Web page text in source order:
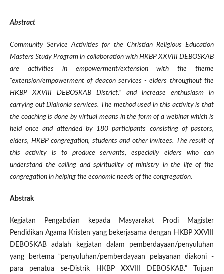
Abstract
Community Service Activities for the Christian Religious Education
Masters Study Program in collaboration with HKBP XXVIII DEBOSKAB
are activities in empowerment/extension with the theme
“extension/empowerment of deacon services - elders throughout the
HKBP XXVIII DEBOSKAB District.” and increase enthusiasm in
carrying out Diakonia services. The method used in this activity is that
the coaching is done by virtual means in the form of a webinar which is
held once and attended by 180 participants consisting of pastors,
elders, HKBP congregation, students and other invitees. The result of
this activity is to produce servants, especially elders who can
understand the calling and spirituality of ministry in the life of the
congregation in helping the economic needs of the congregation.
Abstrak
Kegiatan Pengabdian kepada Masyarakat Prodi Magister
Pendidikan Agama Kristen yang bekerjasama dengan HKBP XXVIII
DEBOSKAB adalah kegiatan dalam pemberdayaan/penyuluhan
yang bertema “penyuluhan/pemberdayaan pelayanan diakoni -
para penatua se-Distrik HKBP XXVIII DEBOSKAB.” Tujuan